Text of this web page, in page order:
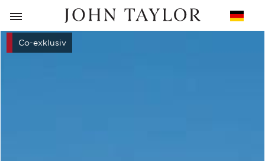
ZURÜCK
Co-exklusiv